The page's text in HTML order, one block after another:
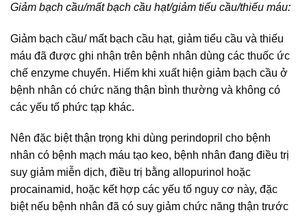
Giảm bạch cầu/mất bạch cầu hạt/giảm tiểu cầu/thiếu máu:
Giảm bạch cầu/ mất bạch cầu hạt, giảm tiểu cầu và thiếu
máu đã được ghi nhận trên bệnh nhân dùng các thuốc ức
chế enzyme chuyển. Hiếm khi xuất hiện giảm bạch cầu ở
bệnh nhân có chức năng thận bình thường và không có
các yếu tố phức tạp khác.
Nên đặc biệt thận trọng khi dùng perindopril cho bệnh
nhân có bệnh mạch máu tạo keo, bệnh nhân đang điều trị
suy giảm miễn dịch, điều trị bằng allopurinol hoặc
procainamid, hoặc kết hợp các yếu tố nguy cơ này, đặc
biệt nếu bệnh nhân đã có suy giảm chức năng thận trước